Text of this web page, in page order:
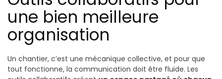
une bien meilleure
organisation
Un chantier, c’est une mécanique collective, et pour que
tout fonctionne, la communication doit être fluide. Les